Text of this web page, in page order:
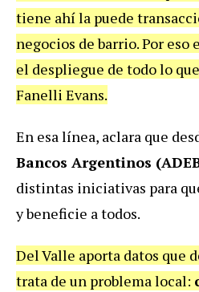
tiene ahí la puede
negocios de barrio. Por eso
el despliegue de todo lo
Fanelli Evans.
En esa línea, aclara que
Bancos Argentinos
distintas iniciativas para
y beneficie a todos.
Del Valle aporta datos que
trata de un problema local: